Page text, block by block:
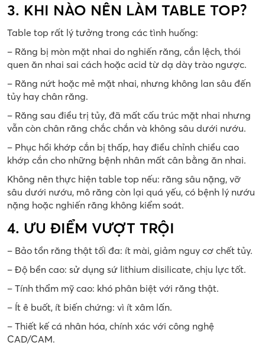
3. KHI NÀO NÊN LÀM TABLE TOP?
Table top rất lý tưởng trong các tình huống:
– Răng bị mòn mặt nhai do nghiến răng, cắn lệch, thói
quen ăn nhai sai cách hoặc acid từ dạ dày trào ngược.
– Răng nứt hoặc mẻ mặt nhai, nhưng không lan sâu đến
tủy hay chân răng.
– Răng sau điều trị tủy, đã mất cấu trúc mặt nhai nhưng
vẫn còn chân răng chắc chắn và không sâu dưới nướu.
– Phục hồi khớp cắn bị thấp, hay điều chỉnh chiều cao
khớp cắn cho những bệnh nhân mất cân bằng ăn nhai.
Không nên thực hiện table top nếu: răng sâu nặng, vỡ
sâu dưới nướu, mô răng còn lại quá yếu, có bệnh lý nướu
nặng hoặc nghiến răng không kiểm soát.
4. ƯU ĐIỂM VƯỢT TRỘI
– Bảo tồn răng thật tối đa: ít mài, giảm nguy cơ chết tủy.
– Độ bền cao: sử dụng sứ lithium disilicate, chịu lực tốt.
– Tính thẩm mỹ cao: khó phân biệt với răng thật.
– Ít ê buốt, ít biến chứng: vì ít xâm lấn.
– Thiết kế cá nhân hóa, chính xác với công nghệ
CAD/CAM.